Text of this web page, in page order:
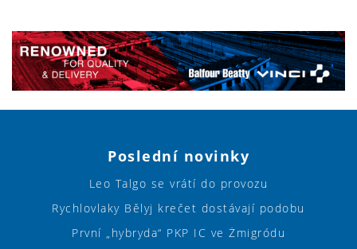
Poslední novinky
Leo Talgo se vrátí do provozu
Rychlovlaky Bělyj krečet dostávají podobu
První „hybryda“ PKP IC ve Żmigródu